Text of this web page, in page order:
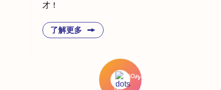
才！
了解更多